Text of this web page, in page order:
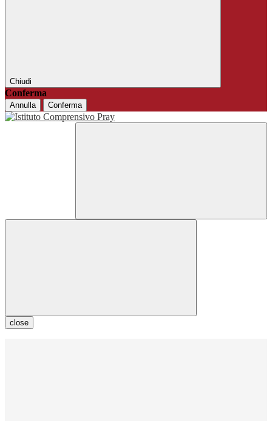
Chiudi
Conferma
Annulla Conferma
close